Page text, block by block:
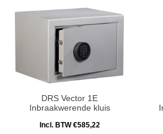
DRS Vector 1E
Inbraakwerende kluis
Incl. BTW €585,22